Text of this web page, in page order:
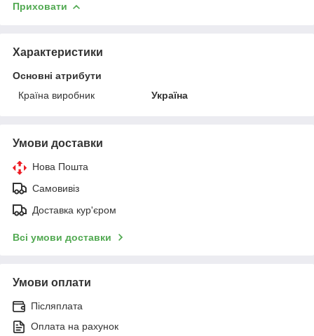
Приховати
Характеристики
Основні атрибути
Країна виробник
Україна
Умови доставки
Нова Пошта
Самовивіз
Доставка кур'єром
Всі умови доставки
Умови оплати
Післяплата
Оплата на рахунок